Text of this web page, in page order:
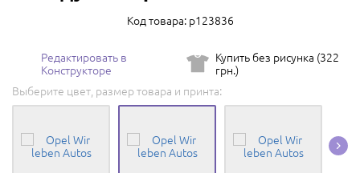
Код товара: p123836
Редактировать в
Конструкторе
Купить без рисунка (322
грн.)
Выберите цвет, размер товара и принта: